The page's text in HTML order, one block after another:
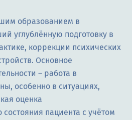
образованием в
углублённую подготовку в
коррекции психических
Основное
– работа в
особенно в ситуациях,
оценка
пациента с учётом